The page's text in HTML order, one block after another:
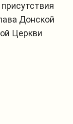
Донской
Церкви